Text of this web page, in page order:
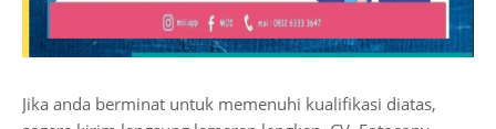
Jika anda berminat untuk memenuhi kualifikasi diatas,